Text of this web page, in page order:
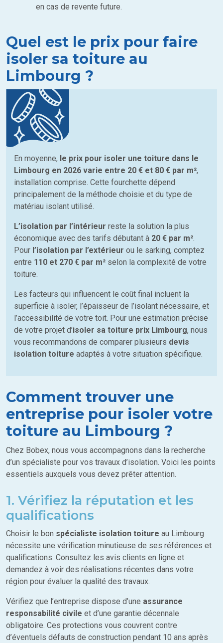
en cas de revente future.
Quel est le prix pour faire
isoler sa toiture au
Limbourg ?
En moyenne, le prix pour isoler une toiture dans le
Limbourg en 2026 varie entre 20 € et 80 € par m²,
installation comprise. Cette fourchette dépend
principalement de la méthode choisie et du type de
matériau isolant utilisé.
L’isolation par l’intérieur reste la solution la plus
économique avec des tarifs débutant à 20 € par m².
Pour l’isolation par l’extérieur ou le sarking, comptez
entre 110 et 270 € par m² selon la complexité de votre
toiture.
Les facteurs qui influencent le coût final incluent la
superficie à isoler, l’épaisseur de l’isolant nécessaire, et
l’accessibilité de votre toit. Pour une estimation précise
de votre projet d’isoler sa toiture prix Limbourg, nous
vous recommandons de comparer plusieurs devis
isolation toiture adaptés à votre situation spécifique.
Comment trouver une
entreprise pour isoler votre
toiture au Limbourg ?
Chez Bobex, nous vous accompagnons dans la recherche
d’un spécialiste pour vos travaux d’isolation. Voici les points
essentiels auxquels vous devez prêter attention.
1. Vérifiez la réputation et les
qualifications
Choisir le bon spécialiste isolation toiture au Limbourg
nécessite une vérification minutieuse de ses références et
qualifications. Consultez les avis clients en ligne et
demandez à voir des réalisations récentes dans votre
région pour évaluer la qualité des travaux.
Vérifiez que l’entreprise dispose d’une assurance
responsabilité civile et d’une garantie décennale
obligatoire. Ces protections vous couvrent contre
d’éventuels défauts de construction pendant 10 ans après